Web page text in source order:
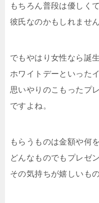
もちろん普段は優しく
彼氏なのかもしれません
でもやはり女性なら誕
ホワイトデーといった
思いやりのこもったプ
ですよね。
もらうものは金額や何
どんなものでもプレゼ
その気持ちが嬉しいもの